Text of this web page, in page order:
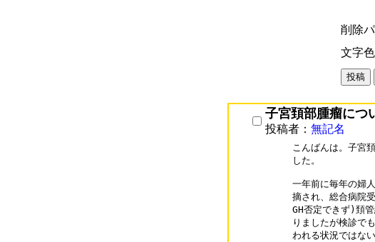
削除
文字
子宮頚部腫瘤につ
投稿者： 無記名
こんばんは。子宮
した。
一年前に毎年の婦
摘され、総合病院
GH否定できず)頚
りましたが検診で
われる状況ではな